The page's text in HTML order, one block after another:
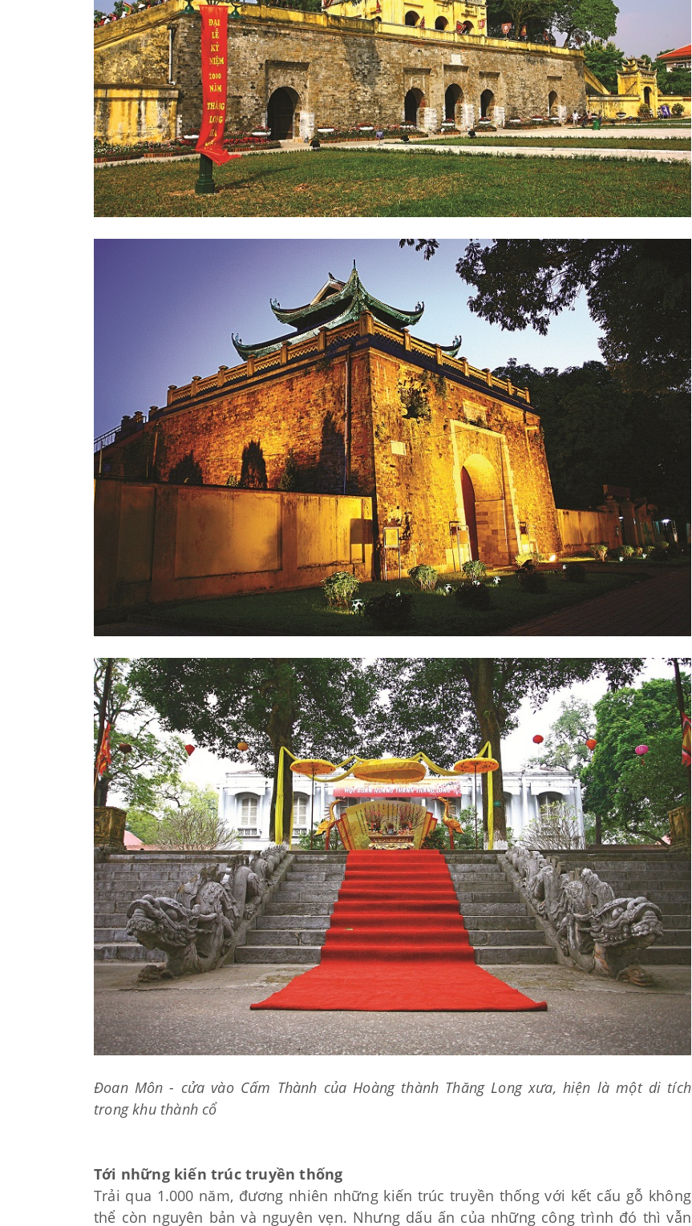
Đoan Môn - cửa vào Cấm Thành của Hoàng thành Thăng Long xưa, hiện là một di tích
trong khu thành cổ
Tới những kiến trúc truyền thống
Trải qua 1.000 năm, đương nhiên những kiến trúc truyền thống với kết cấu gỗ không
thể còn nguyên bản và nguyên vẹn. Nhưng dấu ấn của những công trình đó thì vẫn